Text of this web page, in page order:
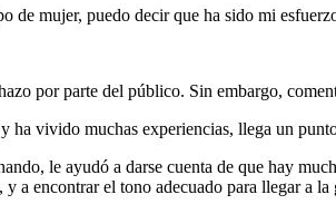
de mujer, puedo decir que ha sido mi
por parte del público. Sin embargo,
ha vivido muchas experiencias, llega un
le ayudó a darse cuenta de que hay
a encontrar el tono adecuado para llegar a